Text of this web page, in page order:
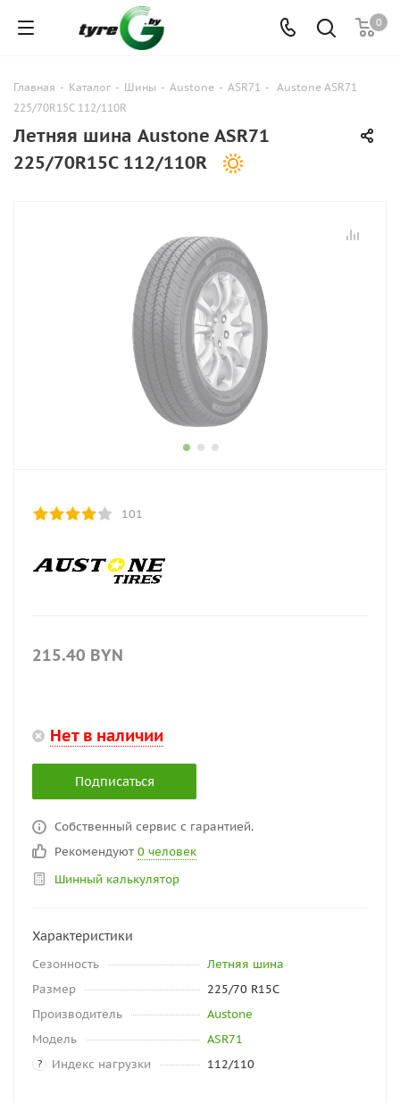
0
Главная - Каталог - Шины - Austone - ASR71 - Austone ASR71
225/70R15C 112/110R
Летняя шина Austone ASR71
225/70R15C 112/110R
101
215.40 BYN
Нет в наличии
Подписаться
Собственный сервис с гарантией.
Рекомендуют 0 человек
Шинный калькулятор
Характеристики
Сезонность
Летняя шина
Размер
225/70 R15C
Производитель
Austone
Модель
ASR71
? Индекс нагрузки 112/110